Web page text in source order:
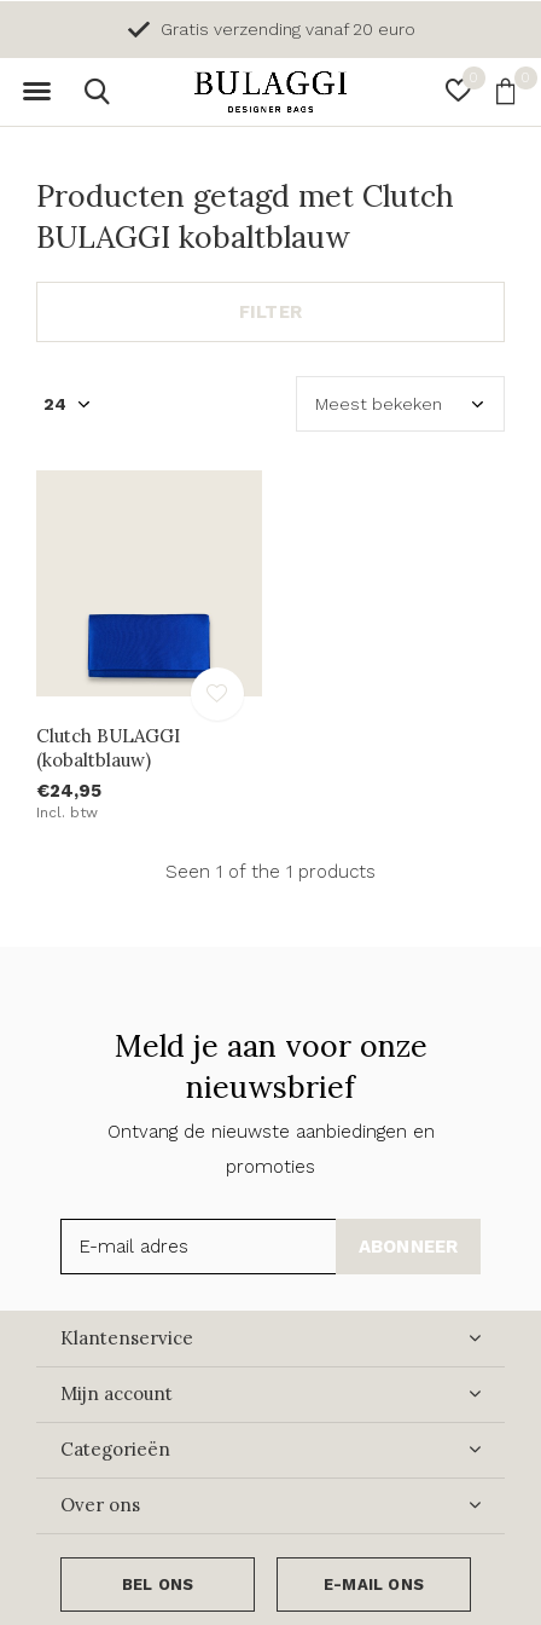
0 0
Gratis verzending vanaf 20 euro
Producten getagd met Clutch
BULAGGI kobaltblauw
FILTER
Clutch BULAGGI
(kobaltblauw)
€24,95
Incl. btw
Seen 1 of the 1 products
Meld je aan voor onze
nieuwsbrief
Ontvang de nieuwste aanbiedingen en
promoties
ABONNEER
Klantenservice
Mijn account
Categorieën
Over ons
BEL ONS E-MAIL ONS